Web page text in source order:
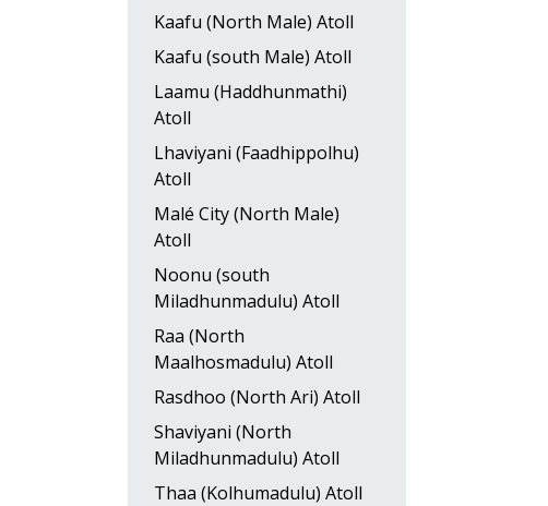
Kaafu (North Male) Atoll
Kaafu (south Male) Atoll
Laamu (Haddhunmathi)
Atoll
Lhaviyani (Faadhippolhu)
Atoll
Malé City (North Male)
Atoll
Noonu (south
Miladhunmadulu) Atoll
Raa (North
Maalhosmadulu) Atoll
Rasdhoo (North Ari) Atoll
Shaviyani (North
Miladhunmadulu) Atoll
Thaa (Kolhumadulu) Atoll